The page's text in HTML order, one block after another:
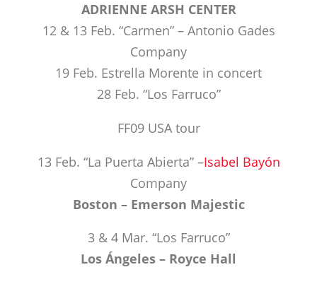
ADRIENNE ARSH CENTER
12 & 13 Feb. “Carmen” – Antonio Gades
Company
19 Feb. Estrella Morente in concert
28 Feb. “Los Farruco”
FF09 USA tour
13 Feb. “La Puerta Abierta” –Isabel Bayón
Company
Boston – Emerson Majestic
3 & 4 Mar. “Los Farruco”
Los Ángeles – Royce Hall